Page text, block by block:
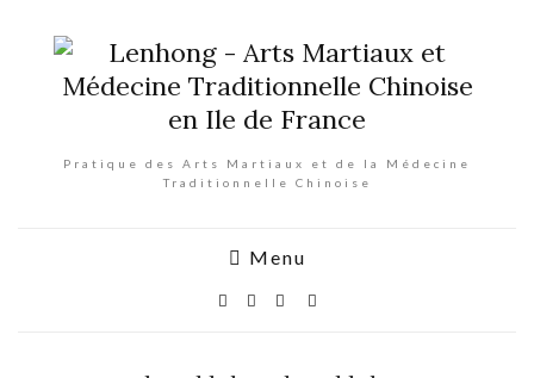
Pratique des Arts Martiaux et de la Médecine
Traditionnelle Chinoise
Menu